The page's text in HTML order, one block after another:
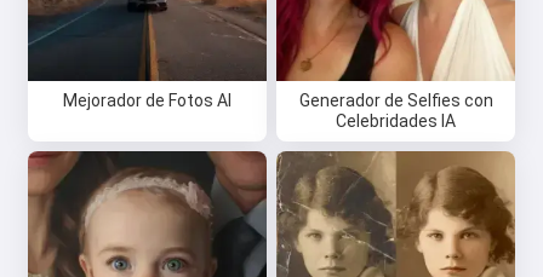
Mejorador de Fotos AI
Generador de Selfies con
Celebridades IA